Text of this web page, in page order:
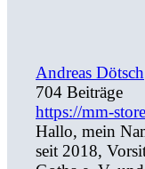
Andreas Dötsch
704 Beiträge
https://mm-
Hallo, mein
seit 2018,